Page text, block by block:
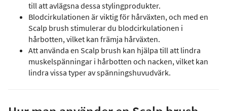
till att avlägsna dessa stylingprodukter.
Blodcirkulationen är viktig för hårväxten, och med en
Scalp brush stimulerar du blodcirkulationen i
hårbotten, vilket kan främja hårväxten.
Att använda en Scalp brush kan hjälpa till att lindra
muskelspänningar i hårbotten och nacken, vilket kan
lindra vissa typer av spänningshuvudvärk.